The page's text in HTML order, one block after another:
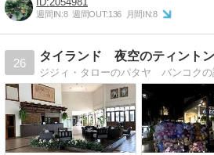
週間IN:8 週間OUT:136 月間IN:8
26
タイランド 夜空のティント